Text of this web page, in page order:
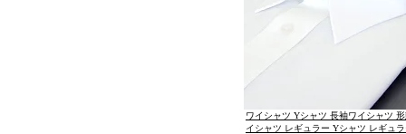
ワイシャツ Yシャツ 長袖ワイシャツ
イシャツ レギュラー Yシャツ レギュ